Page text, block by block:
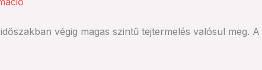
végig magas szintű tejtermelés valósul meg.